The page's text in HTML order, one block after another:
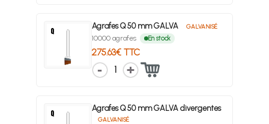
Agrafes Q 50 mm GALVA GALVANISÉ
10000 agrafes En stock
275.63€ TTC
1
Agrafes Q 50 mm GALVA divergentes
GALVANISÉ